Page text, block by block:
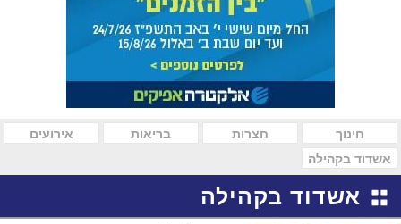
חינוך חצרות בריאות
אירועים
אשדוד בקהילה
אשדוד בקהילה